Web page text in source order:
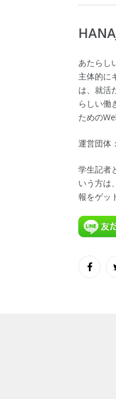
あたらし
主体的に
は、就活
らしい働
ための
運営団体：
学生記者
いう方は、
報をゲッ